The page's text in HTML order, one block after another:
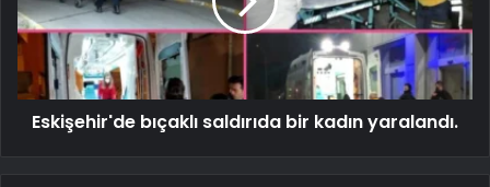
Eskişehir'de bıçaklı saldırıda bir kadın yaralandı.